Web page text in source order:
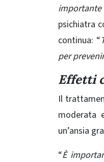
psichiatra
continua: “
per
Effetti
Il
moderata
un’ansia
“È